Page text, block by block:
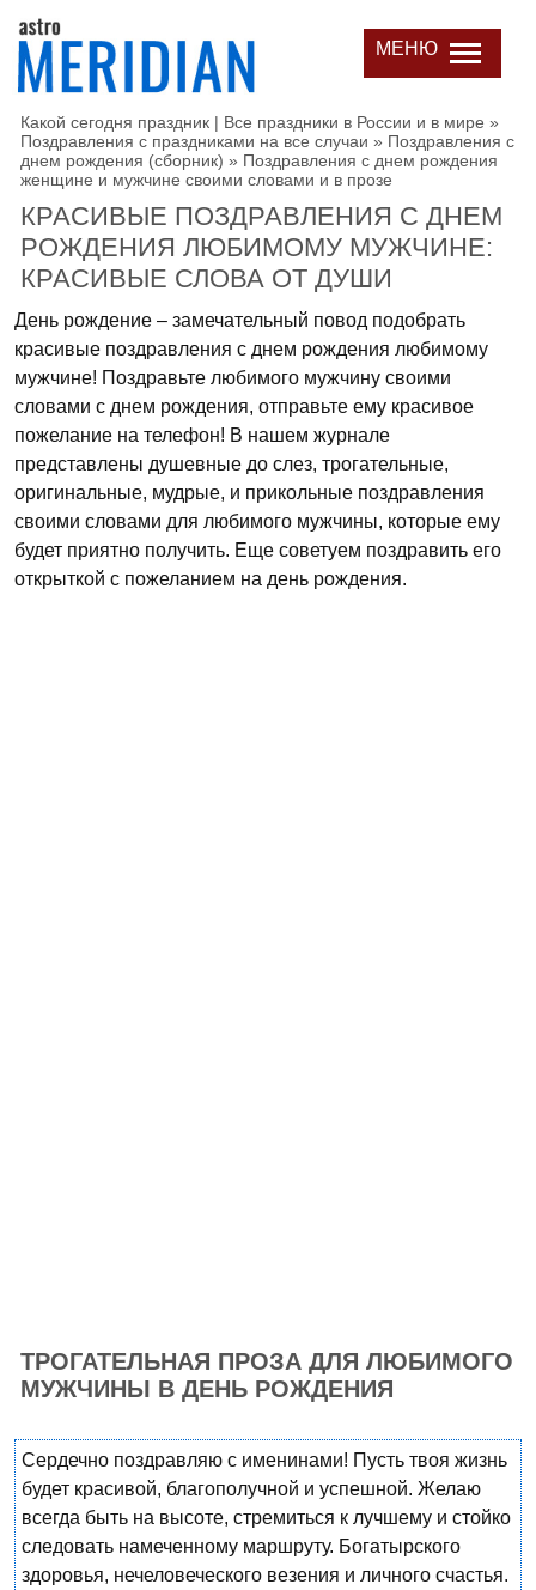
МЕНЮ
Какой сегодня праздник | Все праздники в России и в мире »
Поздравления с праздниками на все случаи » Поздравления с
днем рождения (сборник) » Поздравления с днем рождения
женщине и мужчине своими словами и в прозе
КРАСИВЫЕ ПОЗДРАВЛЕНИЯ С ДНЕМ
РОЖДЕНИЯ ЛЮБИМОМУ МУЖЧИНЕ:
КРАСИВЫЕ СЛОВА ОТ ДУШИ
День рождение – замечательный повод подобрать
красивые поздравления с днем рождения любимому
мужчине! Поздравьте любимого мужчину своими
словами с днем рождения, отправьте ему красивое
пожелание на телефон! В нашем журнале
представлены душевные до слез, трогательные,
оригинальные, мудрые, и прикольные поздравления
своими словами для любимого мужчины, которые ему
будет приятно получить. Еще советуем поздравить его
открыткой с пожеланием на день рождения.
ТРОГАТЕЛЬНАЯ ПРОЗА ДЛЯ ЛЮБИМОГО
МУЖЧИНЫ В ДЕНЬ РОЖДЕНИЯ
Сердечно поздравляю с именинами! Пусть твоя жизнь
будет красивой, благополучной и успешной. Желаю
всегда быть на высоте, стремиться к лучшему и стойко
следовать намеченному маршруту. Богатырского
здоровья, нечеловеческого везения и личного счастья.